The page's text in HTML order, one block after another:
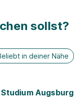
sollst?
in deiner Nähe
Augsburg